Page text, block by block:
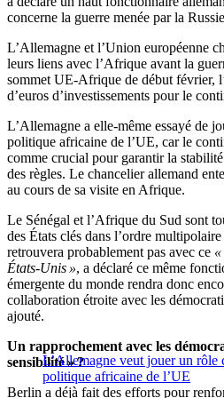
concerne la guerre menée par la
L’Allemagne et l’Union européenne
leurs liens avec l’Afrique avant la
sommet UE-Afrique de début février,
d’euros d’investissements pour le
L’Allemagne a elle-même essayé de
politique africaine de l’UE, car le
comme crucial pour garantir la
des règles. Le chancelier allemand
au cours de sa visite en Afrique.
Le Sénégal et l’Afrique du Sud sont
des États clés dans l’ordre
retrouvera probablement pas avec ce
États-Unis », a déclaré ce même
émergente du monde rendra donc
collaboration étroite avec les
ajouté.
L’Allemagne veut jouer un rôle
politique africaine de l’UE
Un rapprochement avec les
sensibilité » ?
Berlin a déjà fait des efforts pour